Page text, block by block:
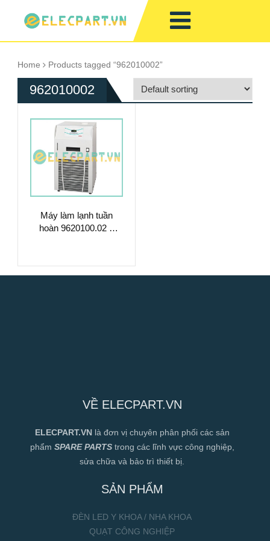
Home Products tagged “962010002”
962010002
Máy làm lạnh tuần
hoàn 9620100.02 –
VỀ ELECPART.VN
ELECPART.VN là đơn vị chuyên phân phối các sản
phẩm SPARE PARTStrong các lĩnh vực công nghiệp,
sửa chữa và bảo trì thiết bị.
SẢN PHẨM
ĐÈN LED Y KHOA / NHA KHOA
QUẠT CÔNG NGHIỆP